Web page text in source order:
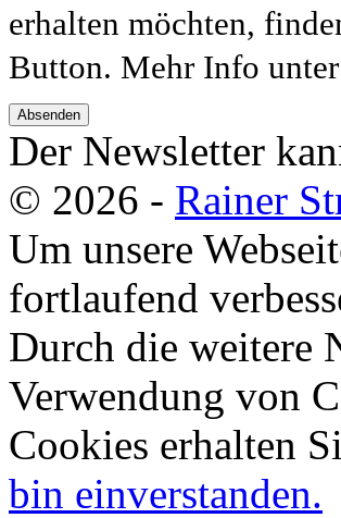
erhalten möchten,
Button. Mehr Info unter
Absenden
Der Newsletter
© 2026 - Rainer
Um unsere
fortlaufend
Durch die weitere
Verwendung von
Cookies erhalten
bin einverstanden.